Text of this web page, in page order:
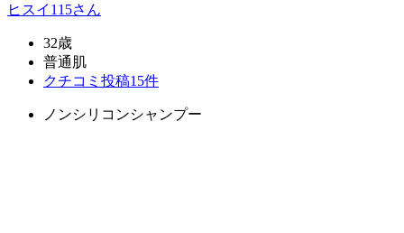
ヒスイ115さん
32歳
普通肌
クチコミ投稿15件
ノンシリコンシャンプー